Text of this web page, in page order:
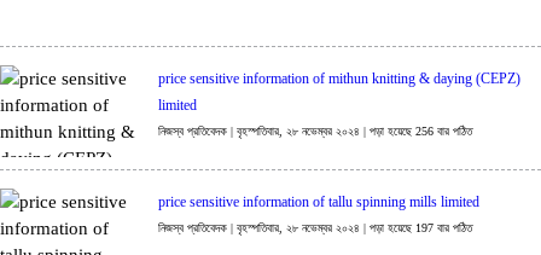
price sensitive information of mithun knitting & daying (CEPZ)
limited
নিজস্ব প্রতিবেদক | বৃহস্পতিবার, ২৮ নভেম্বর ২০২৪ | পড়া হয়েছে 256 বার পঠিত
price sensitive information of tallu spinning mills limited
নিজস্ব প্রতিবেদক | বৃহস্পতিবার, ২৮ নভেম্বর ২০২৪ | পড়া হয়েছে 197 বার পঠিত